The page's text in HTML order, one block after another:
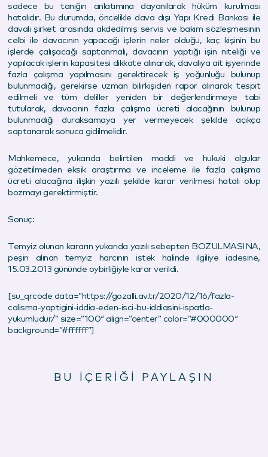
sadece bu tanığın anlatımına dayanılarak hüküm kurulması
hatalıdır. Bu durumda, öncelikle dava dışı Yapı Kredi Bankası ile
davalı şirket arasında akdedilmiş servis ve bakım sözleşmesinin
celbi ile davacının yapacağı işlerin neler olduğu, kaç kişinin bu
işlerde çalışacağı saptanmalı, davacının yaptığı işin niteliği ve
yapılacak işlerin kapasitesi dikkate alınarak, davalıya ait işyerinde
fazla çalışma yapılmasını gerektirecek iş yoğunluğu bulunup
bulunmadığı, gerekirse uzman bilirkişiden rapor alınarak tespit
edilmeli ve tüm deliller yeniden bir değerlendirmeye tabi
tutularak, davacının fazla çalışma ücreti alacağının bulunup
bulunmadığı duraksamaya yer vermeyecek şekilde açıkça
saptanarak sonuca gidilmelidir.
Mahkemece, yukarıda belirtilen maddi ve hukuki olgular
gözetilmeden eksik araştırma ve inceleme ile fazla çalışma
ücreti alacağına ilişkin yazılı şekilde karar verilmesi hatalı olup
bozmayı gerektirmiştir.
Sonuç:
Temyiz olunan kararın yukarıda yazılı sebepten BOZULMASINA,
peşin alınan temyiz harcının istek halinde ilgiliye iadesine,
15.03.2013 gününde oybirliğiyle karar verildi.
[su_qrcode data=”https://gozalli.av.tr/2020/12/16/fazla-
calisma-yaptigini-iddia-eden-isci-bu-iddiasini-ispatla-
yukumludur/” size=”100″ align=”center” color=”#000000″
background=”#ffffff”]
BU İÇERİĞİ PAYLAŞIN